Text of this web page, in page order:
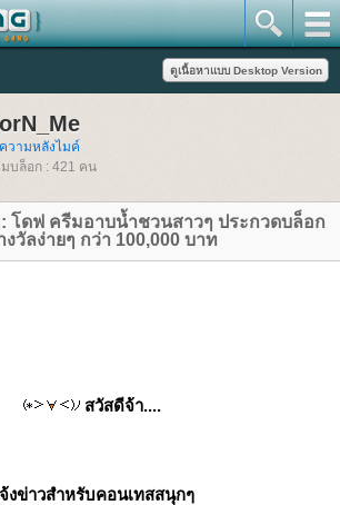
วามหลังไมค์
บล็อก : 421 คน
โดฟ ครีมอาบน้ำชวนสาวๆ ประกวดบล็อก
วัลง่ายๆ กว่า 100,000 บาท
สวัสดีจ้า....
ข่าวสำหรับคอนเทสสนุกๆ